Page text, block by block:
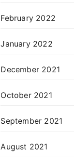
February 2022
January 2022
December 2021
October 2021
September 2021
August 2021